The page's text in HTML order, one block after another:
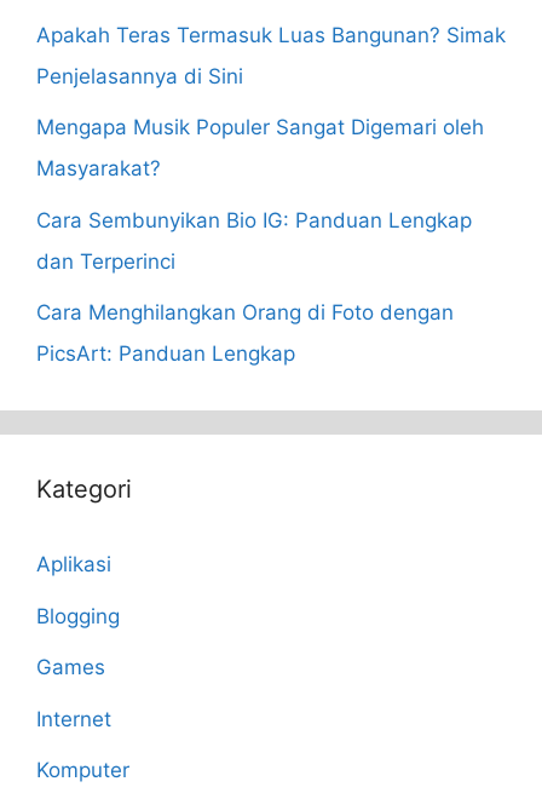
Apakah Teras Termasuk Luas Bangunan? Simak
Penjelasannya di Sini
Mengapa Musik Populer Sangat Digemari oleh
Masyarakat?
Cara Sembunyikan Bio IG: Panduan Lengkap
dan Terperinci
Cara Menghilangkan Orang di Foto dengan
PicsArt: Panduan Lengkap
Kategori
Aplikasi
Blogging
Games
Internet
Komputer